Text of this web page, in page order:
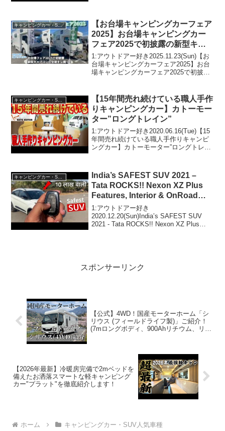
さないで！！2:アウトドアー好き2023....
キャンピングカー・SUV人気車種
【お台場キャンピングカーフェア
2025】お台場キャンピングカー
フェア2025で初披露の新型キャ
ブコンを実際に見て来た～😆
1:アウトドアー好き2025.11.23(Sun)【お
台場キャンピングカーフェア2025】お台
場キャンピングカーフェア2025で初披露
で！！2:アウトドアー好き2025....
キャンピングカー・SUV人気車種
【15年間売れ続けている職人手作
りキャンピングカー】カトーモー
ター”ロングトレイン”
1:アウトドアー好き2020.06.16(Tue)【15
年間売れ続けている職人手作りキャンピ
ングカー】カトーモーター”ロングトレイ
2020.06.16(Tue)この動画は注目で...
India’s SAFEST SUV 2021 –
Tata ROCKS!! Nexon XZ Plus
Features, Interior & OnRoad
Price
1:アウトドアー好き
2020.12.20(Sun)India’s SAFEST SUV
2021 - Tata ROCKS!! Nexon XZ Plus
スポンサーリンク
【公式】4WD！国産モーターホーム「シ
リウス (フィールドライフ製)」ご紹介！
(7mロングボディ、900Ahリチウム、リア
【2026年最新】冷暖房完備で2mベッドを
備えたお洒落スマートな軽キャンピング
カー"プラット"を徹底紹介します！
ホーム キャンピングカー・SUV人気車種